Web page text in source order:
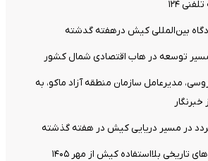
۱۲۴
توسعه در هاب اقتصادی شمال کشور
مدیرعامل سازمان منطقه آزاد ماکو، به
تاریخی بلااستفاده کیش از مهر ۱۴۰۵